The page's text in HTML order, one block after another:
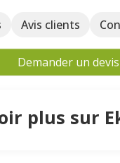
Avis clients
Demander un devis
plus sur